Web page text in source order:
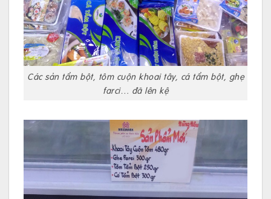
Các sản tẩm bột, tôm cuộn khoai tây, cá tẩm bột, ghẹ
farci… đã lên kệ